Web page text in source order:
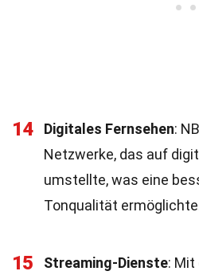
14 Digitales Fernsehen:
Netzwerke, das auf
umstellte, was eine
Tonqualität
15 Streaming-Dienste: Mit